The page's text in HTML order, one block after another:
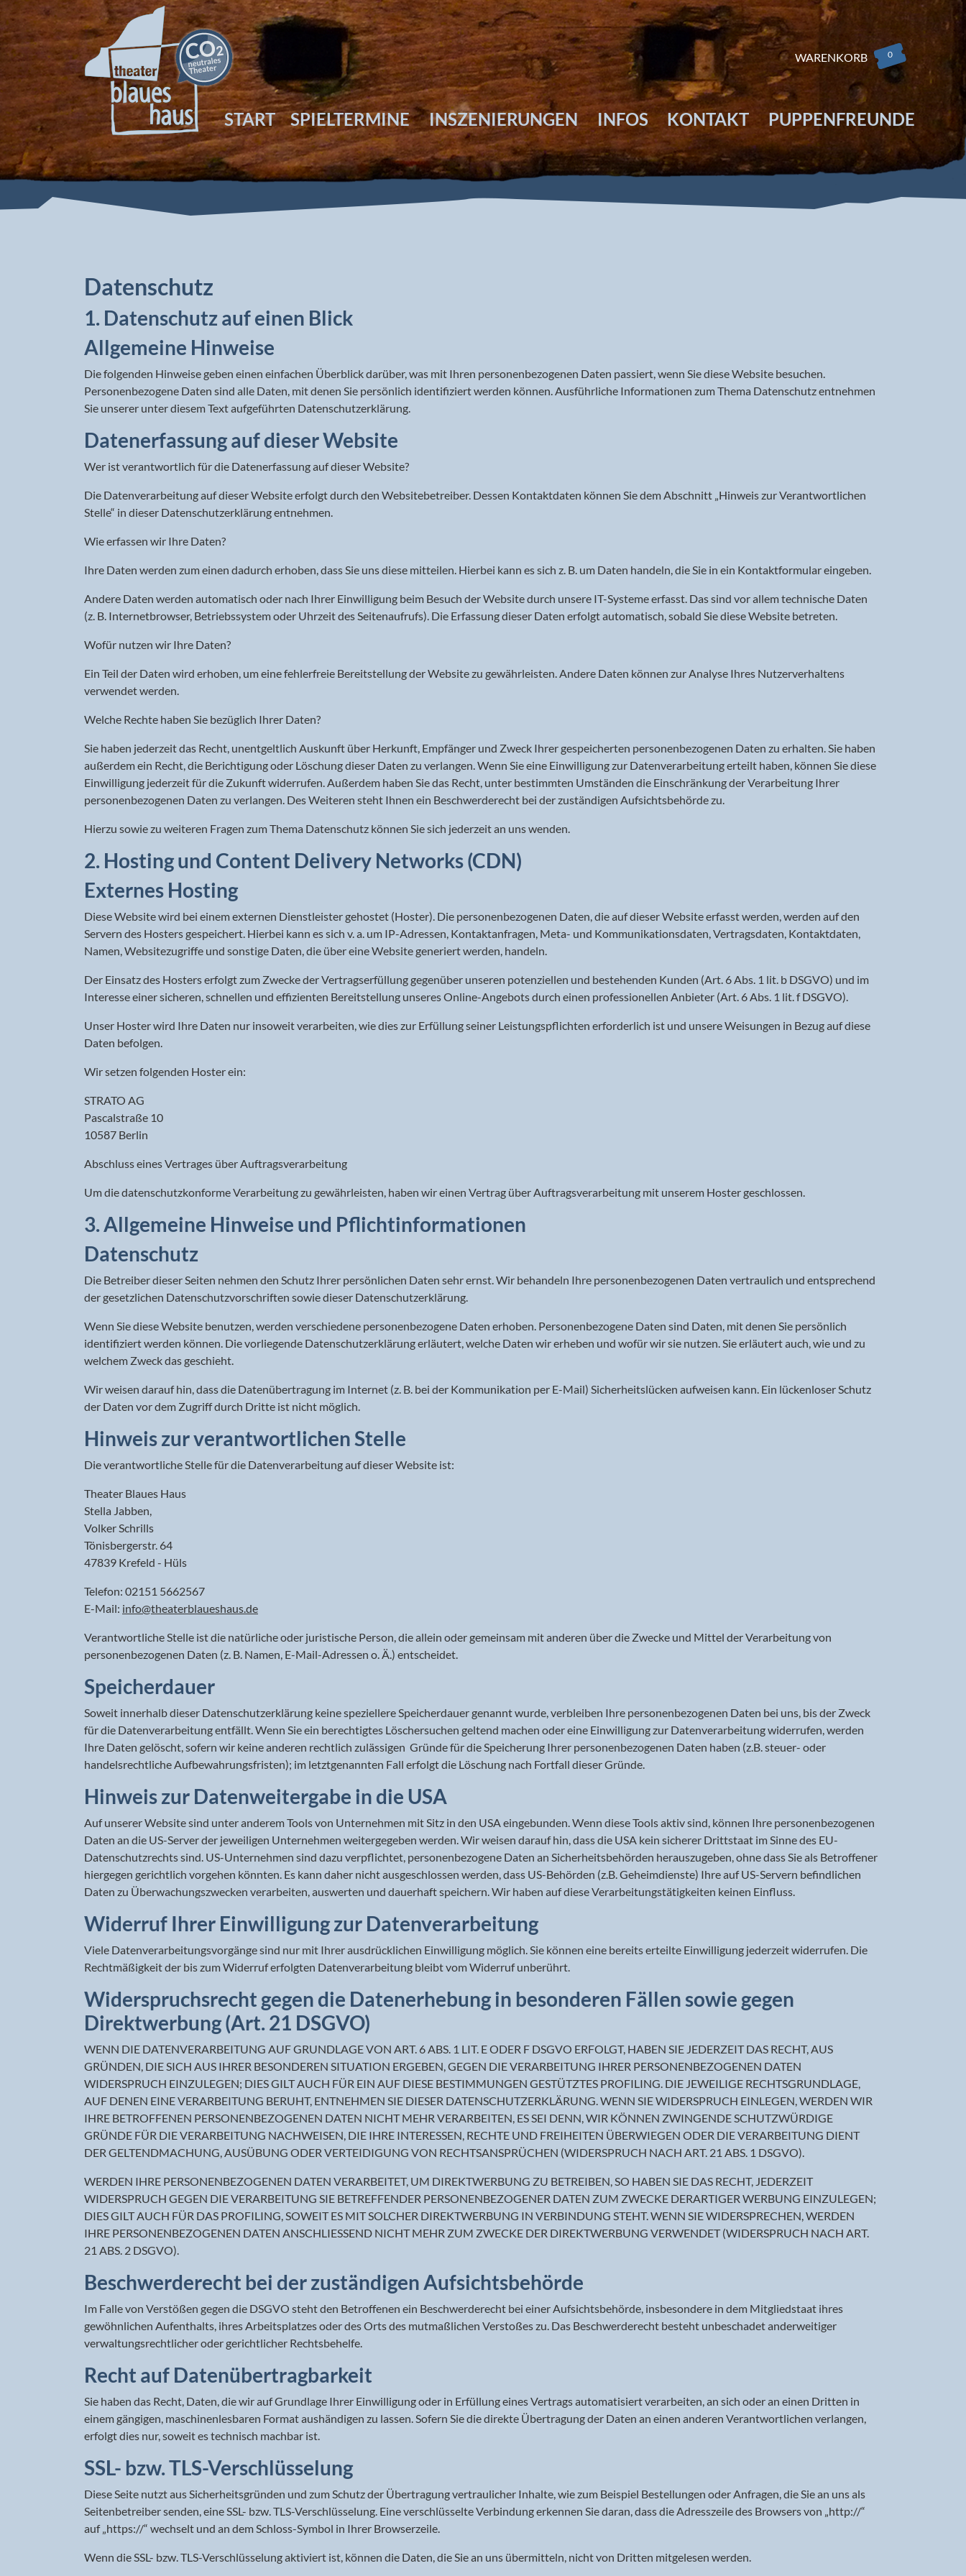
WARENKORB 0
START SPIELTERMINE INSZENIERUNGEN INFOS KONTAKT PUPPENFREUNDE
Datenschutz
1. Datenschutz auf einen Blick
Allgemeine Hinweise
Die folgenden Hinweise geben einen einfachen Überblick darüber, was mit Ihren personenbezogenen Daten passiert, wenn Sie diese Website besuchen.
Personenbezogene Daten sind alle Daten, mit denen Sie persönlich identifiziert werden können. Ausführliche Informationen zum Thema Datenschutz entnehmen
Sie unserer unter diesem Text aufgeführten Datenschutzerklärung.
Datenerfassung auf dieser Website
Wer ist verantwortlich für die Datenerfassung auf dieser Website?
Die Datenverarbeitung auf dieser Website erfolgt durch den Websitebetreiber. Dessen Kontaktdaten können Sie dem Abschnitt „Hinweis zur Verantwortlichen
Stelle“ in dieser Datenschutzerklärung entnehmen.
Wie erfassen wir Ihre Daten?
Ihre Daten werden zum einen dadurch erhoben, dass Sie uns diese mitteilen. Hierbei kann es sich z. B. um Daten handeln, die Sie in ein Kontaktformular eingeben.
Andere Daten werden automatisch oder nach Ihrer Einwilligung beim Besuch der Website durch unsere IT-Systeme erfasst. Das sind vor allem technische Daten
(z. B. Internetbrowser, Betriebssystem oder Uhrzeit des Seitenaufrufs). Die Erfassung dieser Daten erfolgt automatisch, sobald Sie diese Website betreten.
Wofür nutzen wir Ihre Daten?
Ein Teil der Daten wird erhoben, um eine fehlerfreie Bereitstellung der Website zu gewährleisten. Andere Daten können zur Analyse Ihres Nutzerverhaltens
verwendet werden.
Welche Rechte haben Sie bezüglich Ihrer Daten?
Sie haben jederzeit das Recht, unentgeltlich Auskunft über Herkunft, Empfänger und Zweck Ihrer gespeicherten personenbezogenen Daten zu erhalten. Sie haben
außerdem ein Recht, die Berichtigung oder Löschung dieser Daten zu verlangen. Wenn Sie eine Einwilligung zur Datenverarbeitung erteilt haben, können Sie diese
Einwilligung jederzeit für die Zukunft widerrufen. Außerdem haben Sie das Recht, unter bestimmten Umständen die Einschränkung der Verarbeitung Ihrer
personenbezogenen Daten zu verlangen. Des Weiteren steht Ihnen ein Beschwerderecht bei der zuständigen Aufsichtsbehörde zu.
Hierzu sowie zu weiteren Fragen zum Thema Datenschutz können Sie sich jederzeit an uns wenden.
2. Hosting und Content Delivery Networks (CDN)
Externes Hosting
Diese Website wird bei einem externen Dienstleister gehostet (Hoster). Die personenbezogenen Daten, die auf dieser Website erfasst werden, werden auf den
Servern des Hosters gespeichert. Hierbei kann es sich v. a. um IP-Adressen, Kontaktanfragen, Meta- und Kommunikationsdaten, Vertragsdaten, Kontaktdaten,
Namen, Websitezugriffe und sonstige Daten, die über eine Website generiert werden, handeln.
Der Einsatz des Hosters erfolgt zum Zwecke der Vertragserfüllung gegenüber unseren potenziellen und bestehenden Kunden (Art. 6 Abs. 1 lit. b DSGVO) und im
Interesse einer sicheren, schnellen und effizienten Bereitstellung unseres Online-Angebots durch einen professionellen Anbieter (Art. 6 Abs. 1 lit. f DSGVO).
Unser Hoster wird Ihre Daten nur insoweit verarbeiten, wie dies zur Erfüllung seiner Leistungspflichten erforderlich ist und unsere Weisungen in Bezug auf diese
Daten befolgen.
Wir setzen folgenden Hoster ein:
STRATO AG
Pascalstraße 10
10587 Berlin
Abschluss eines Vertrages über Auftragsverarbeitung
Um die datenschutzkonforme Verarbeitung zu gewährleisten, haben wir einen Vertrag über Auftragsverarbeitung mit unserem Hoster geschlossen.
3. Allgemeine Hinweise und Pflicht­informationen
Datenschutz
Die Betreiber dieser Seiten nehmen den Schutz Ihrer persönlichen Daten sehr ernst. Wir behandeln Ihre personenbezogenen Daten vertraulich und entsprechend
der gesetzlichen Datenschutzvorschriften sowie dieser Datenschutzerklärung.
Wenn Sie diese Website benutzen, werden verschiedene personenbezogene Daten erhoben. Personenbezogene Daten sind Daten, mit denen Sie persönlich
identifiziert werden können. Die vorliegende Datenschutzerklärung erläutert, welche Daten wir erheben und wofür wir sie nutzen. Sie erläutert auch, wie und zu
welchem Zweck das geschieht.
Wir weisen darauf hin, dass die Datenübertragung im Internet (z. B. bei der Kommunikation per E-Mail) Sicherheitslücken aufweisen kann. Ein lückenloser Schutz
der Daten vor dem Zugriff durch Dritte ist nicht möglich.
Hinweis zur verantwortlichen Stelle
Die verantwortliche Stelle für die Datenverarbeitung auf dieser Website ist:
Theater Blaues Haus
Stella Jabben,
Volker Schrills
Tönisbergerstr. 64
47839 Krefeld - Hüls
Telefon: 02151 5662567
E-Mail: info@theaterblaueshaus.de
Verantwortliche Stelle ist die natürliche oder juristische Person, die allein oder gemeinsam mit anderen über die Zwecke und Mittel der Verarbeitung von
personenbezogenen Daten (z. B. Namen, E-Mail-Adressen o. Ä.) entscheidet.
Speicherdauer
Soweit innerhalb dieser Datenschutzerklärung keine speziellere Speicherdauer genannt wurde, verbleiben Ihre personenbezogenen Daten bei uns, bis der Zweck
für die Datenverarbeitung entfällt. Wenn Sie ein berechtigtes Löschersuchen geltend machen oder eine Einwilligung zur Datenverarbeitung widerrufen, werden
Ihre Daten gelöscht, sofern wir keine anderen rechtlich zulässigen Gründe für die Speicherung Ihrer personenbezogenen Daten haben (z.B. steuer- oder
handelsrechtliche Aufbewahrungsfristen); im letztgenannten Fall erfolgt die Löschung nach Fortfall dieser Gründe.
Hinweis zur Datenweitergabe in die USA
Auf unserer Website sind unter anderem Tools von Unternehmen mit Sitz in den USA eingebunden. Wenn diese Tools aktiv sind, können Ihre personenbezogenen
Daten an die US-Server der jeweiligen Unternehmen weitergegeben werden. Wir weisen darauf hin, dass die USA kein sicherer Drittstaat im Sinne des EU-
Datenschutzrechts sind. US-Unternehmen sind dazu verpflichtet, personenbezogene Daten an Sicherheitsbehörden herauszugeben, ohne dass Sie als Betroffener
hiergegen gerichtlich vorgehen könnten. Es kann daher nicht ausgeschlossen werden, dass US-Behörden (z.B. Geheimdienste) Ihre auf US-Servern befindlichen
Daten zu Überwachungszwecken verarbeiten, auswerten und dauerhaft speichern. Wir haben auf diese Verarbeitungstätigkeiten keinen Einfluss.
Widerruf Ihrer Einwilligung zur Datenverarbeitung
Viele Datenverarbeitungsvorgänge sind nur mit Ihrer ausdrücklichen Einwilligung möglich. Sie können eine bereits erteilte Einwilligung jederzeit widerrufen. Die
Rechtmäßigkeit der bis zum Widerruf erfolgten Datenverarbeitung bleibt vom Widerruf unberührt.
Widerspruchsrecht gegen die Datenerhebung in besonderen Fällen sowie gegen
Direktwerbung (Art. 21 DSGVO)
WENN DIE DATENVERARBEITUNG AUF GRUNDLAGE VON ART. 6 ABS. 1 LIT. E ODER F DSGVO ERFOLGT, HABEN SIE JEDERZEIT DAS RECHT, AUS
GRÜNDEN, DIE SICH AUS IHRER BESONDEREN SITUATION ERGEBEN, GEGEN DIE VERARBEITUNG IHRER PERSONENBEZOGENEN DATEN
WIDERSPRUCH EINZULEGEN; DIES GILT AUCH FÜR EIN AUF DIESE BESTIMMUNGEN GESTÜTZTES PROFILING. DIE JEWEILIGE RECHTSGRUNDLAGE,
AUF DENEN EINE VERARBEITUNG BERUHT, ENTNEHMEN SIE DIESER DATENSCHUTZERKLÄRUNG. WENN SIE WIDERSPRUCH EINLEGEN, WERDEN WIR
IHRE BETROFFENEN PERSONENBEZOGENEN DATEN NICHT MEHR VERARBEITEN, ES SEI DENN, WIR KÖNNEN ZWINGENDE SCHUTZWÜRDIGE
GRÜNDE FÜR DIE VERARBEITUNG NACHWEISEN, DIE IHRE INTERESSEN, RECHTE UND FREIHEITEN ÜBERWIEGEN ODER DIE VERARBEITUNG DIENT
DER GELTENDMACHUNG, AUSÜBUNG ODER VERTEIDIGUNG VON RECHTSANSPRÜCHEN (WIDERSPRUCH NACH ART. 21 ABS. 1 DSGVO).
WERDEN IHRE PERSONENBEZOGENEN DATEN VERARBEITET, UM DIREKTWERBUNG ZU BETREIBEN, SO HABEN SIE DAS RECHT, JEDERZEIT
WIDERSPRUCH GEGEN DIE VERARBEITUNG SIE BETREFFENDER PERSONENBEZOGENER DATEN ZUM ZWECKE DERARTIGER WERBUNG EINZULEGEN;
DIES GILT AUCH FÜR DAS PROFILING, SOWEIT ES MIT SOLCHER DIREKTWERBUNG IN VERBINDUNG STEHT. WENN SIE WIDERSPRECHEN, WERDEN
IHRE PERSONENBEZOGENEN DATEN ANSCHLIESSEND NICHT MEHR ZUM ZWECKE DER DIREKTWERBUNG VERWENDET (WIDERSPRUCH NACH ART.
21 ABS. 2 DSGVO).
Beschwerde­recht bei der zuständigen Aufsichts­behörde
Im Falle von Verstößen gegen die DSGVO steht den Betroffenen ein Beschwerderecht bei einer Aufsichtsbehörde, insbesondere in dem Mitgliedstaat ihres
gewöhnlichen Aufenthalts, ihres Arbeitsplatzes oder des Orts des mutmaßlichen Verstoßes zu. Das Beschwerderecht besteht unbeschadet anderweitiger
verwaltungsrechtlicher oder gerichtlicher Rechtsbehelfe.
Recht auf Daten­übertrag­barkeit
Sie haben das Recht, Daten, die wir auf Grundlage Ihrer Einwilligung oder in Erfüllung eines Vertrags automatisiert verarbeiten, an sich oder an einen Dritten in
einem gängigen, maschinenlesbaren Format aushändigen zu lassen. Sofern Sie die direkte Übertragung der Daten an einen anderen Verantwortlichen verlangen,
erfolgt dies nur, soweit es technisch machbar ist.
SSL- bzw. TLS-Verschlüsselung
Diese Seite nutzt aus Sicherheitsgründen und zum Schutz der Übertragung vertraulicher Inhalte, wie zum Beispiel Bestellungen oder Anfragen, die Sie an uns als
Seitenbetreiber senden, eine SSL- bzw. TLS-Verschlüsselung. Eine verschlüsselte Verbindung erkennen Sie daran, dass die Adresszeile des Browsers von „http://“
auf „https://“ wechselt und an dem Schloss-Symbol in Ihrer Browserzeile.
Wenn die SSL- bzw. TLS-Verschlüsselung aktiviert ist, können die Daten, die Sie an uns übermitteln, nicht von Dritten mitgelesen werden.